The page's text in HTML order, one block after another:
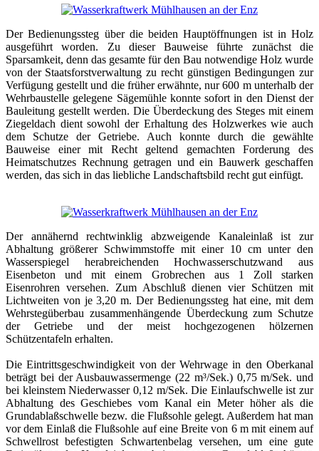
Der Bedienungssteg über die beiden Hauptöffnungen ist in Holz
ausgeführt worden. Zu dieser Bauweise führte zunächst die
Sparsamkeit, denn das gesamte für den Bau notwendige Holz wurde
von der Staatsforstverwaltung zu recht günstigen Bedingungen zur
Verfügung gestellt und die früher erwähnte, nur 600 m unterhalb der
Wehrbaustelle gelegene Sägemühle konnte sofort in den Dienst der
Bauleitung gestellt werden. Die Überdeckung des Steges mit einem
Ziegeldach dient sowohl der Erhaltung des Holzwerkes wie auch
dem Schutze der Getriebe. Auch konnte durch die gewählte
Bauweise einer mit Recht geltend gemachten Forderung des
Heimatschutzes Rechnung getragen und ein Bauwerk geschaffen
werden, das sich in das liebliche Landschaftsbild recht gut einfügt.
Der annähernd rechtwinklig abzweigende Kanaleinlaß ist zur
Abhaltung größerer Schwimmstoffe mit einer 10 cm unter den
Wasserspiegel herabreichenden Hochwasserschutzwand aus
Eisenbeton und mit einem Grobrechen aus 1 Zoll starken
Eisenrohren versehen. Zum Abschluß dienen vier Schützen mit
Lichtweiten von je 3,20 m. Der Bedienungssteg hat eine, mit dem
Wehrstegüberbau zusammenhängende Überdeckung zum Schutze
der Getriebe und der meist hochgezogenen hölzernen
Schützentafeln erhalten.
Die Eintrittsgeschwindigkeit von der Wehrwage in den Oberkanal
beträgt bei der Ausbauwassermenge (22 m³/Sek.) 0,75 m/Sek. und
bei kleinstem Niederwasser 0,12 m/Sek. Die Einlaufschwelle ist zur
Abhaltung des Geschiebes vom Kanal ein Meter höher als die
Grundablaßschwelle bezw. die Flußsohle gelegt. Außerdem hat man
vor dem Einlaß die Flußsohle auf eine Breite von 6 m mit einem auf
Schwellrost befestigten Schwartenbelag versehen, um eine gute